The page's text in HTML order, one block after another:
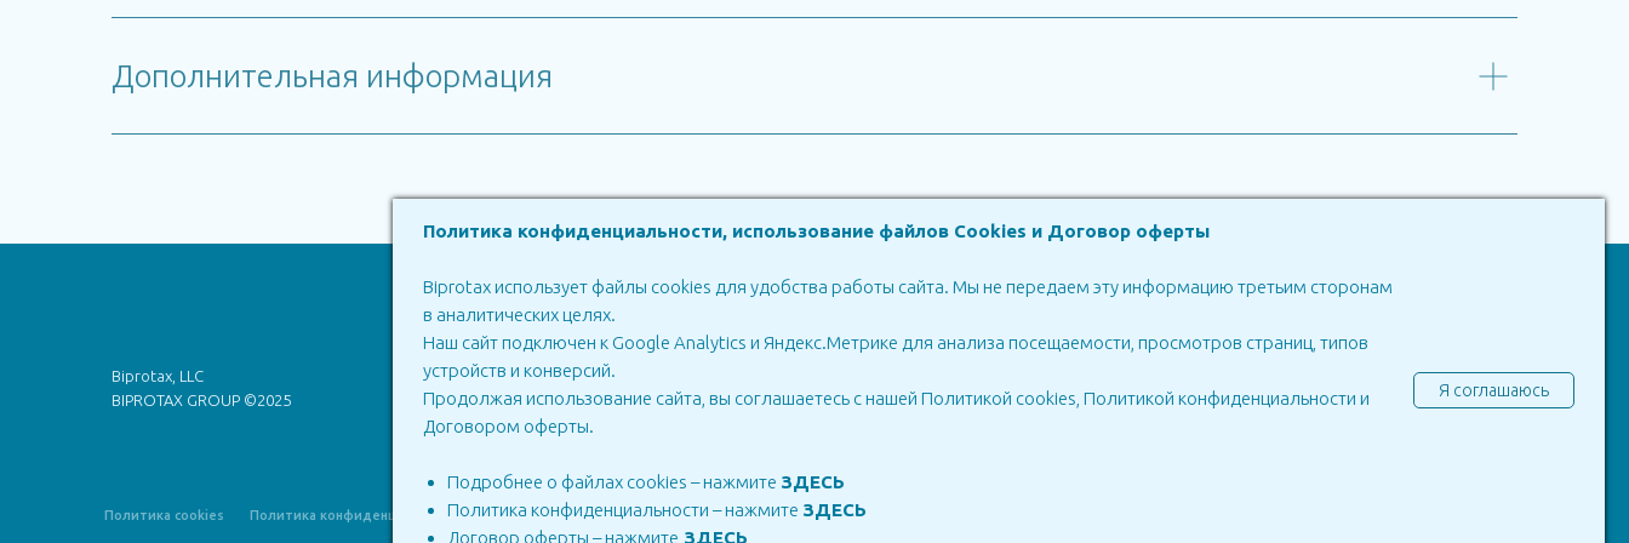
Дополнительная информация
Biprotax, LLC
BIPROTAX GROUP ©2025
in Russia
Biprotax Russia
Siberian Technologies
Политика конфиденциальности Договор оферты
Политика cookies
Политика конфиденциальности, использование файлов Cookies и Договор оферты
Biprotax использует файлы cookies для удобства работы сайта. Мы не передаем эту информацию третьим сторонам
в аналитических целях.
Наш сайт подключен к Google Analytics и Яндекс.Метрике для анализа посещаемости, просмотров страниц, типов
устройств и конверсий.
Продолжая использование сайта, вы соглашаетесь с нашей Политикой cookies, Политикой конфиденциальности и
Договором оферты.
Подробнее о файлах cookies – нажмите ЗДЕСЬ
Политика конфиденциальности – нажмите ЗДЕСЬ
Договор оферты – нажмите ЗДЕСЬ
Я соглашаюсь